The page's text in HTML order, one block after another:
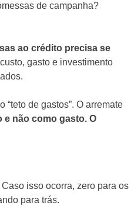
de campanha?
ao crédito precisa se
gasto e investimento
de gastos”. O arremate
e não como gasto. O
isso ocorra, zero para os
para trás.